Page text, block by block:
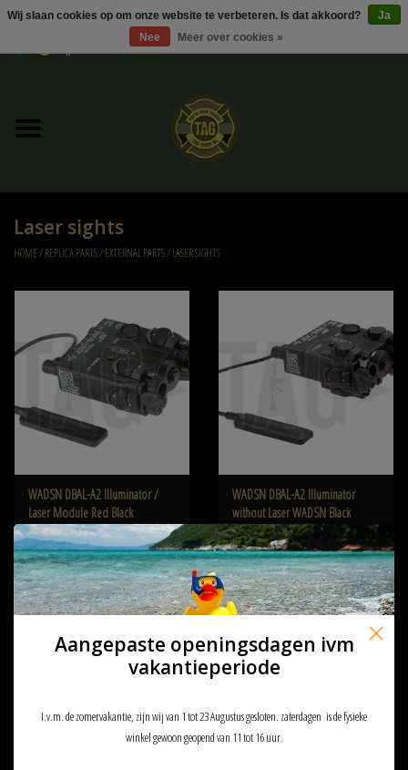
UItverkoop
Kleding
Ammo
Replica Parts
Laser sights
HOME/REPLICA PARTS/EXTERNAL PARTS/LASER SIGHTS
WADSN DBAL-A2 Illuminator /
Laser Module Red Black
€71,90
WADSN DBAL-A2 Illuminator
without Laser WADSN Black
€47,90
Wij slaan cookies op om onze website te verbeteren. Is dat akkoord?
Ja
Nee
Meer over cookies »
Aangepaste openingsdagen ivm
vakantieperiode
I.v.m. de zomervakantie, zijn wij van 1 tot 23 Augustus gesloten. zaterdagen is de fysieke
winkel gewoon geopend van 11 tot 16 uur.